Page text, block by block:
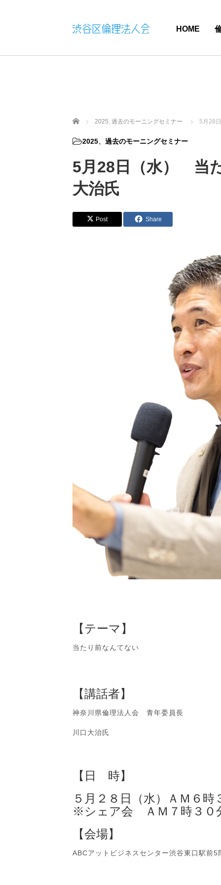
HOME
ホーム 2025, 過去のモーニングセミナー 5月28
2025、 過去のモーニングセミナー
5月28日（水）
大治氏
Post Share
【テーマ】
当たり前なんてない
【講話者】
神奈川県倫理法人会 青年委員長
川口大治氏
【日 時】
５月２８日（水）ＡＭ６時
※シェア会 ＡＭ７時３０
【会場】
ABCアットビジネスセンター渋谷東口駅前5